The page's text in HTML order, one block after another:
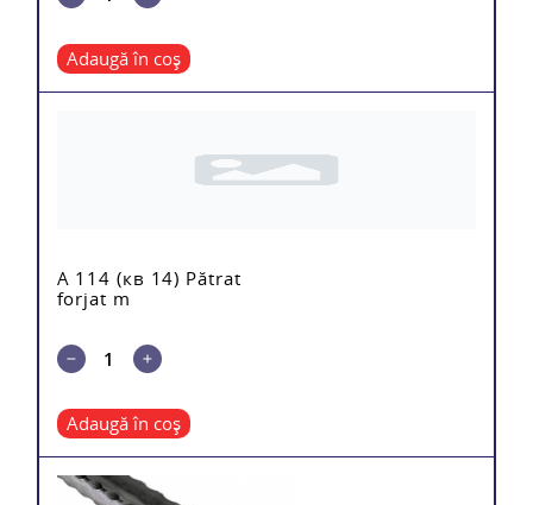
Adaugă în coș
A 114 (кв 14) Pătrat
forjat m
Adaugă în coș